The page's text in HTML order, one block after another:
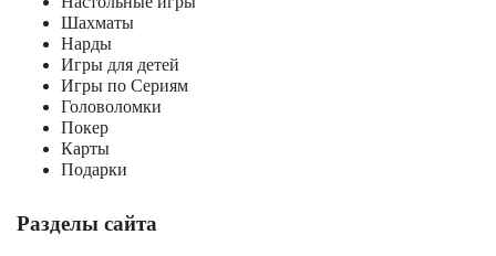
Шахматы
Нарды
Игры для детей
Игры по Сериям
Головоломки
Покер
Карты
Подарки
Разделы сайта